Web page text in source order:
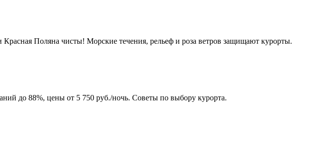
Поляна чисты! Морские течения, рельеф и роза ветров защищают курорты.
до 88%, цены от 5 750 руб./ночь. Советы по выбору курорта.